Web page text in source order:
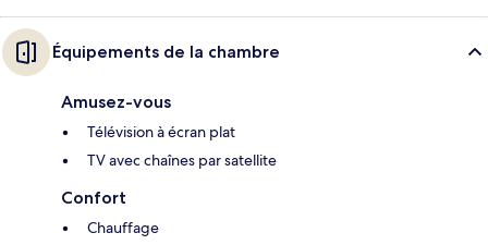
Équipements de la chambre
Amusez-vous
Télévision à écran plat
TV avec chaînes par satellite
Confort
Chauffage